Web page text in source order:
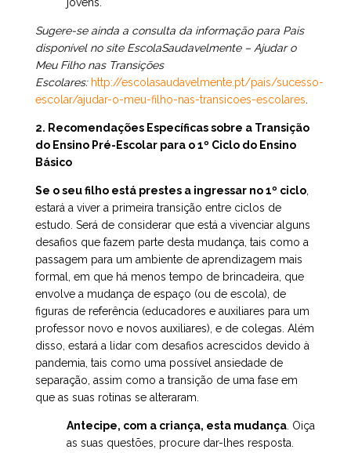
Sugere-se ainda a consulta da informação para Pais
disponível no site EscolaSaudavelmente – Ajudar o
Meu Filho nas Transições
Escolares: http://escolasaudavelmente.pt/pais/sucesso-
escolar/ajudar-o-meu-filho-nas-transicoes-escolares
2. Recomendações Específicas sobre a Transição
do Ensino Pré-Escolar para o 1º Ciclo do Ensino
Básico
Se o seu filho está prestes a ingressar no 1º ciclo
estará a viver a primeira transição entre ciclos de
estudo. Será de considerar que está a vivenciar alguns
desafios que fazem parte desta mudança, tais como a
passagem para um ambiente de aprendizagem mais
formal, em que há menos tempo de brincadeira, que
envolve a mudança de espaço (ou de escola), de
figuras de referência (educadores e auxiliares para um
professor novo e novos auxiliares), e de colegas. Além
disso, estará a lidar com desafios acrescidos devido à
pandemia, tais como uma possível ansiedade de
separação, assim como a transição de uma fase em
que as suas rotinas se alteraram.
Antecipe, com a criança, esta mudança . Oiça
as suas questões, procure dar-lhes resposta.